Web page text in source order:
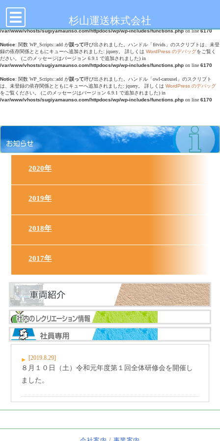
Notice: 関数 WP_Scripts::add が
未登録の依存関係とともにキューへ追加されました: jquery。 詳しくは
覧ください。 (このメッセージはバージョン 6.9.1 で追加されました) in
/var/www/vhosts/sugiyamaunso.com/httpdocs/wp/wp-includes/functions.phpon line6170
Notice: 関数 WP_Scripts::add が誤って呼び出されました。ハンドル「fitvids」のスクリプトは、未登
録の依存関係とともにキューへ追加されました: jquery。 詳しくは WordPress のデバッグをご覧く
ださい。 (このメッセージはバージョン 6.9.1 で追加されました) in
/var/www/vhosts/sugiyamaunso.com/httpdocs/wp/wp-includes/functions.php on line 6170
Notice: 関数 WP_Scripts::add が誤って呼び出されました。ハンドル「owl-carousel」のスクリプト
は、未登録の依存関係とともにキューへ追加されました: jquery。 詳しくは WordPress のデバッグ
をご覧ください。 (このメッセージはバージョン 6.9.1 で追加されました) in
/var/www/vhosts/sugiyamaunso.com/httpdocs/wp/wp-includes/functions.php on line 6170
杉山運送株式会社
toggle
navigation
2020年
2019年
2018年
2017年
[2019.8.29]
８月１０日（土）令和元年度第１回全体研修会を開催し
ました。